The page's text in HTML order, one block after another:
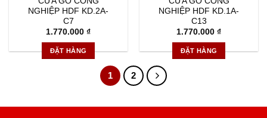
NGHIỆP HDF KD.2A-
C7
1.770.000 ₫
ĐẶT HÀNG
NGHIỆP HDF KD.1A-
C13
1.770.000 ₫
ĐẶT HÀNG
1 2